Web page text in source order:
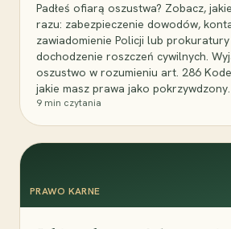
Padłeś ofiarą oszustwa? Zobacz,
razu: zabezpieczenie dowodów,
zawiadomienie Policji lub
dochodzenie roszczeń cywilnych.
oszustwo w rozumieniu art. 286
jakie masz prawa jako pokrzywdzony.
9 min czytania
PRAWO KARNE